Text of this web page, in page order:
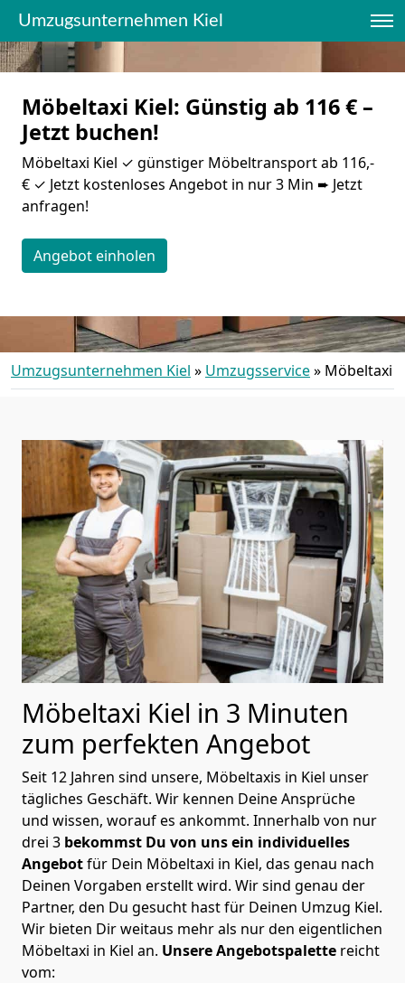
Umzugsunternehmen Kiel
Möbeltaxi Kiel: Günstig ab 116 € –
Jetzt buchen!
Möbeltaxi Kiel ✓ günstiger Möbeltransport ab 116,-
€ ✓ Jetzt kostenloses Angebot in nur 3 Min ➨ Jetzt
anfragen!
Angebot einholen
Umzugsunternehmen Kiel » Umzugsservice» Möbeltaxi
Möbeltaxi Kiel in 3 Minuten
zum perfekten Angebot
Seit 12 Jahren sind unsere, Möbeltaxis in Kiel unser
tägliches Geschäft. Wir kennen Deine Ansprüche
und wissen, worauf es ankommt. Innerhalb von nur
drei 3 bekommst Du von uns ein individuelles
Angebotfür Dein Möbeltaxi in Kiel, das genau nach
Deinen Vorgaben erstellt wird. Wir sind genau der
Partner, den Du gesucht hast für Deinen Umzug Kiel.
Wir bieten Dir weitaus mehr als nur den eigentlichen
Möbeltaxi in Kiel an. Unsere Angebotspalette reicht
vom: